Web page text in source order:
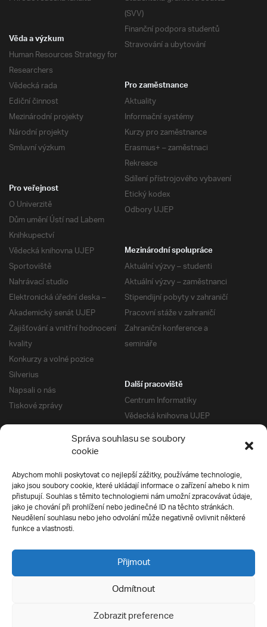
Správa souhlasu se soubory
cookie
Abychom mohli poskytovat co nejlepší zážitky, používáme technologie,
jako jsou soubory cookie, které ukládají informace o zařízení a/nebo k nim
přistupují. Souhlas s těmito technologiemi nám umožní zpracovávat údaje,
jako je chování při prohlížení nebo jedinečné ID na těchto stránkách.
Neudělení souhlasu nebo jeho odvolání může negativně ovlivnit některé
funkce a vlastnosti.
Přijmout
Odmítnout
Zobrazit preference
(SVV)
Finanční podpora studentů
Stravování a ubytování
Věda a výzkum
Human Resources Strategy for
Researchers
Vědecká rada
Ediční činnost
Mezinárodní projekty
Národní projekty
Smluvní výzkum
Pro zaměstnance
Aktuality
Informační systémy
Kurzy pro zaměstnance
Erasmus+ – zaměstnaci
Rekreace
Sdílení přístrojového vybavení
Etický kodex
Odbory UJEP
Pro veřejnost
O Univerzitě
Dům umění Ústí nad Labem
Knihkupectví
Vědecká knihovna UJEP
Sportoviště
Nahrávací studio
Elektronická úřední deska –
Akademický senát UJEP
Zajišťování a vnitřní hodnocení
kvality
Konkurzy a volné pozice
Silverius
Napsali o nás
Tiskové zprávy
Mezinárodní spolupráce
Aktuální výzvy – studenti
Aktuální výzvy – zaměstnanci
Stipendijní pobyty v zahraničí
Pracovní stáže v zahraničí
Zahraniční konference a
semináře
Další pracoviště
Centrum Informatiky
Vědecká knihovna UJEP
Správa kolejí a menz
Univerzitní centrum podpory
Silverius
Pro uchazeče
Přijímací řízení
E-prihlaska
Přípravné kurzy
Ochrana soukromí
Všechna práva vyhrazena